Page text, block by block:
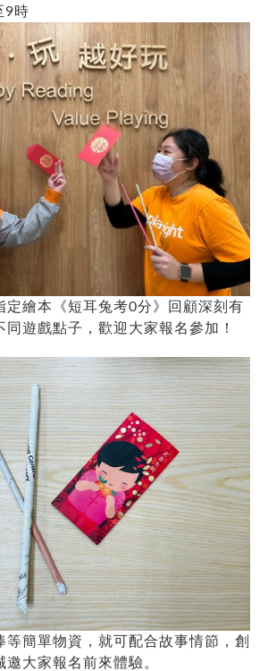
9時
定繪本《短耳兔考0分》回顧深刻有
同遊戲點子，歡迎大家報名參加！
等簡單物資，就可配合故事情節，創
大家報名前來體驗。